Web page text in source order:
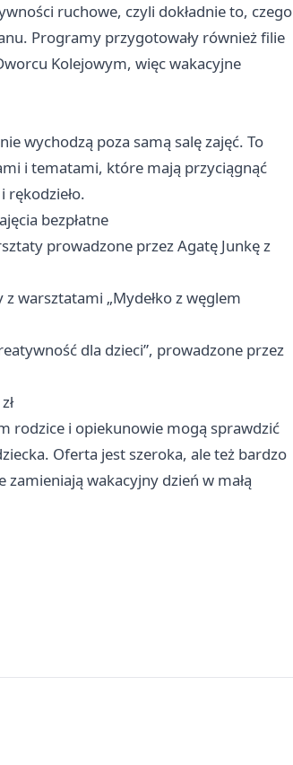
ruchowe, czyli dokładnie to, czego
Programy przygotowały również filie
Kolejowym, więc wakacyjne
wychodzą poza samą salę zajęć. To
i tematami, które mają przyciągnąć
rękodzieło.
bezpłatne
prowadzone przez Agatę Junkę z
warsztatami „Mydełko z węglem
dla dzieci”, prowadzone przez
rodzice i opiekunowie mogą sprawdzić
Oferta jest szeroka, ale też bardzo
wakacyjny dzień w małą